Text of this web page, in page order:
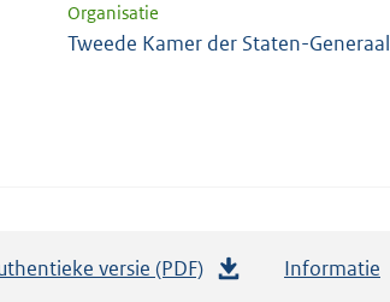
Organisatie
Tweede Kamer der Staten-Generaal
versie (PDF) Informatie